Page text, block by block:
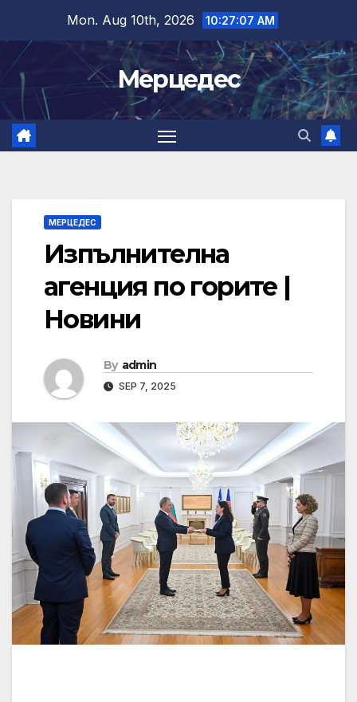
content
Mon. Aug 10th, 2026 10:27:08 AM
Мерцедес
МЕРЦЕДЕС
Изпълнителна
агенция по горите |
Новини
By admin
SEP 7, 2025